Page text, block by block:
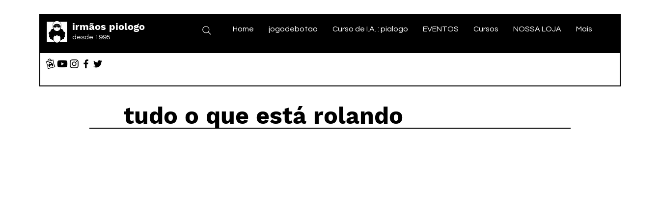
irmãos piologo
desde 1995
Home jogodebotao Curso de I.A. : pialogo EVENTOS Cursos NOSSA LOJA Mais
tudo o que está rolando